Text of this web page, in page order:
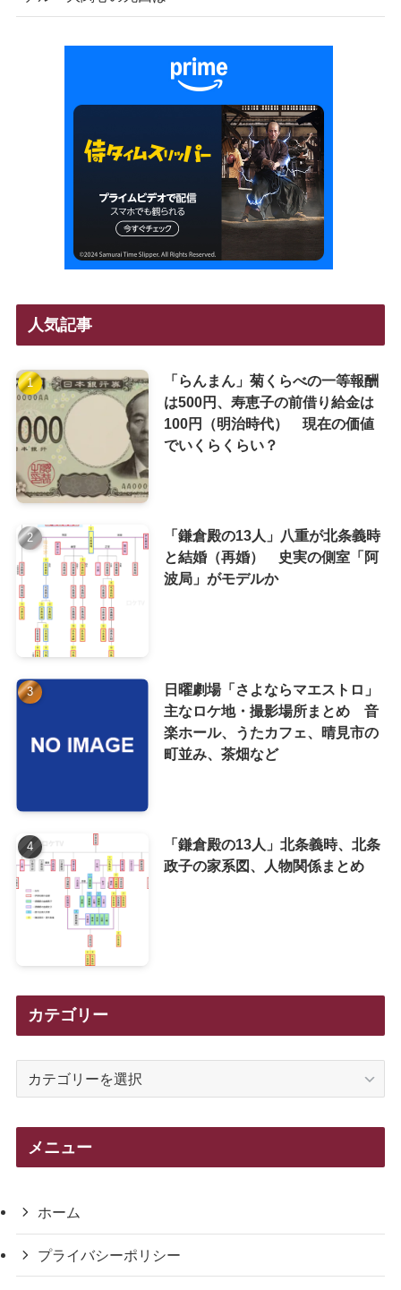
人気記事
「らんまん」菊くらべの一等報酬
は500円、寿恵子の前借り給金は
100円（明治時代） 現在の価値
でいくらくらい？
「鎌倉殿の13人」八重が北条義時
と結婚（再婚） 史実の側室「阿
波局」がモデルか
日曜劇場「さよならマエストロ」
主なロケ地・撮影場所まとめ 音
楽ホール、うたカフェ、晴見市の
町並み、茶畑など
「鎌倉殿の13人」北条義時、北条
政子の家系図、人物関係まとめ
カテゴリー
メニュー
ホーム
プライバシーポリシー